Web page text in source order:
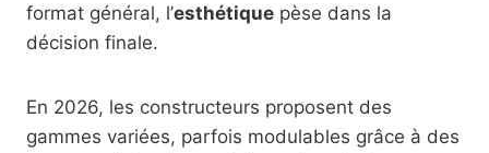
format général, l’esthétique pèse dans la
décision finale.
En 2026, les constructeurs proposent des
gammes variées, parfois modulables grâce à des